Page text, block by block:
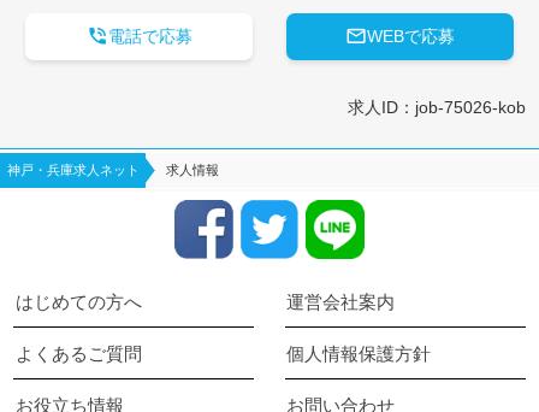
WEBで応募
電話で応募
求人ID：job-75026-kob
神戸・兵庫求人ネット 求人情報
はじめての方へ 運営会社案内
よくあるご質問 個人情報保護方針
お役立ち情報 お問い合わせ